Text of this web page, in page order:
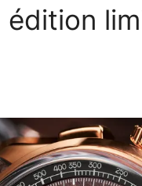
édition